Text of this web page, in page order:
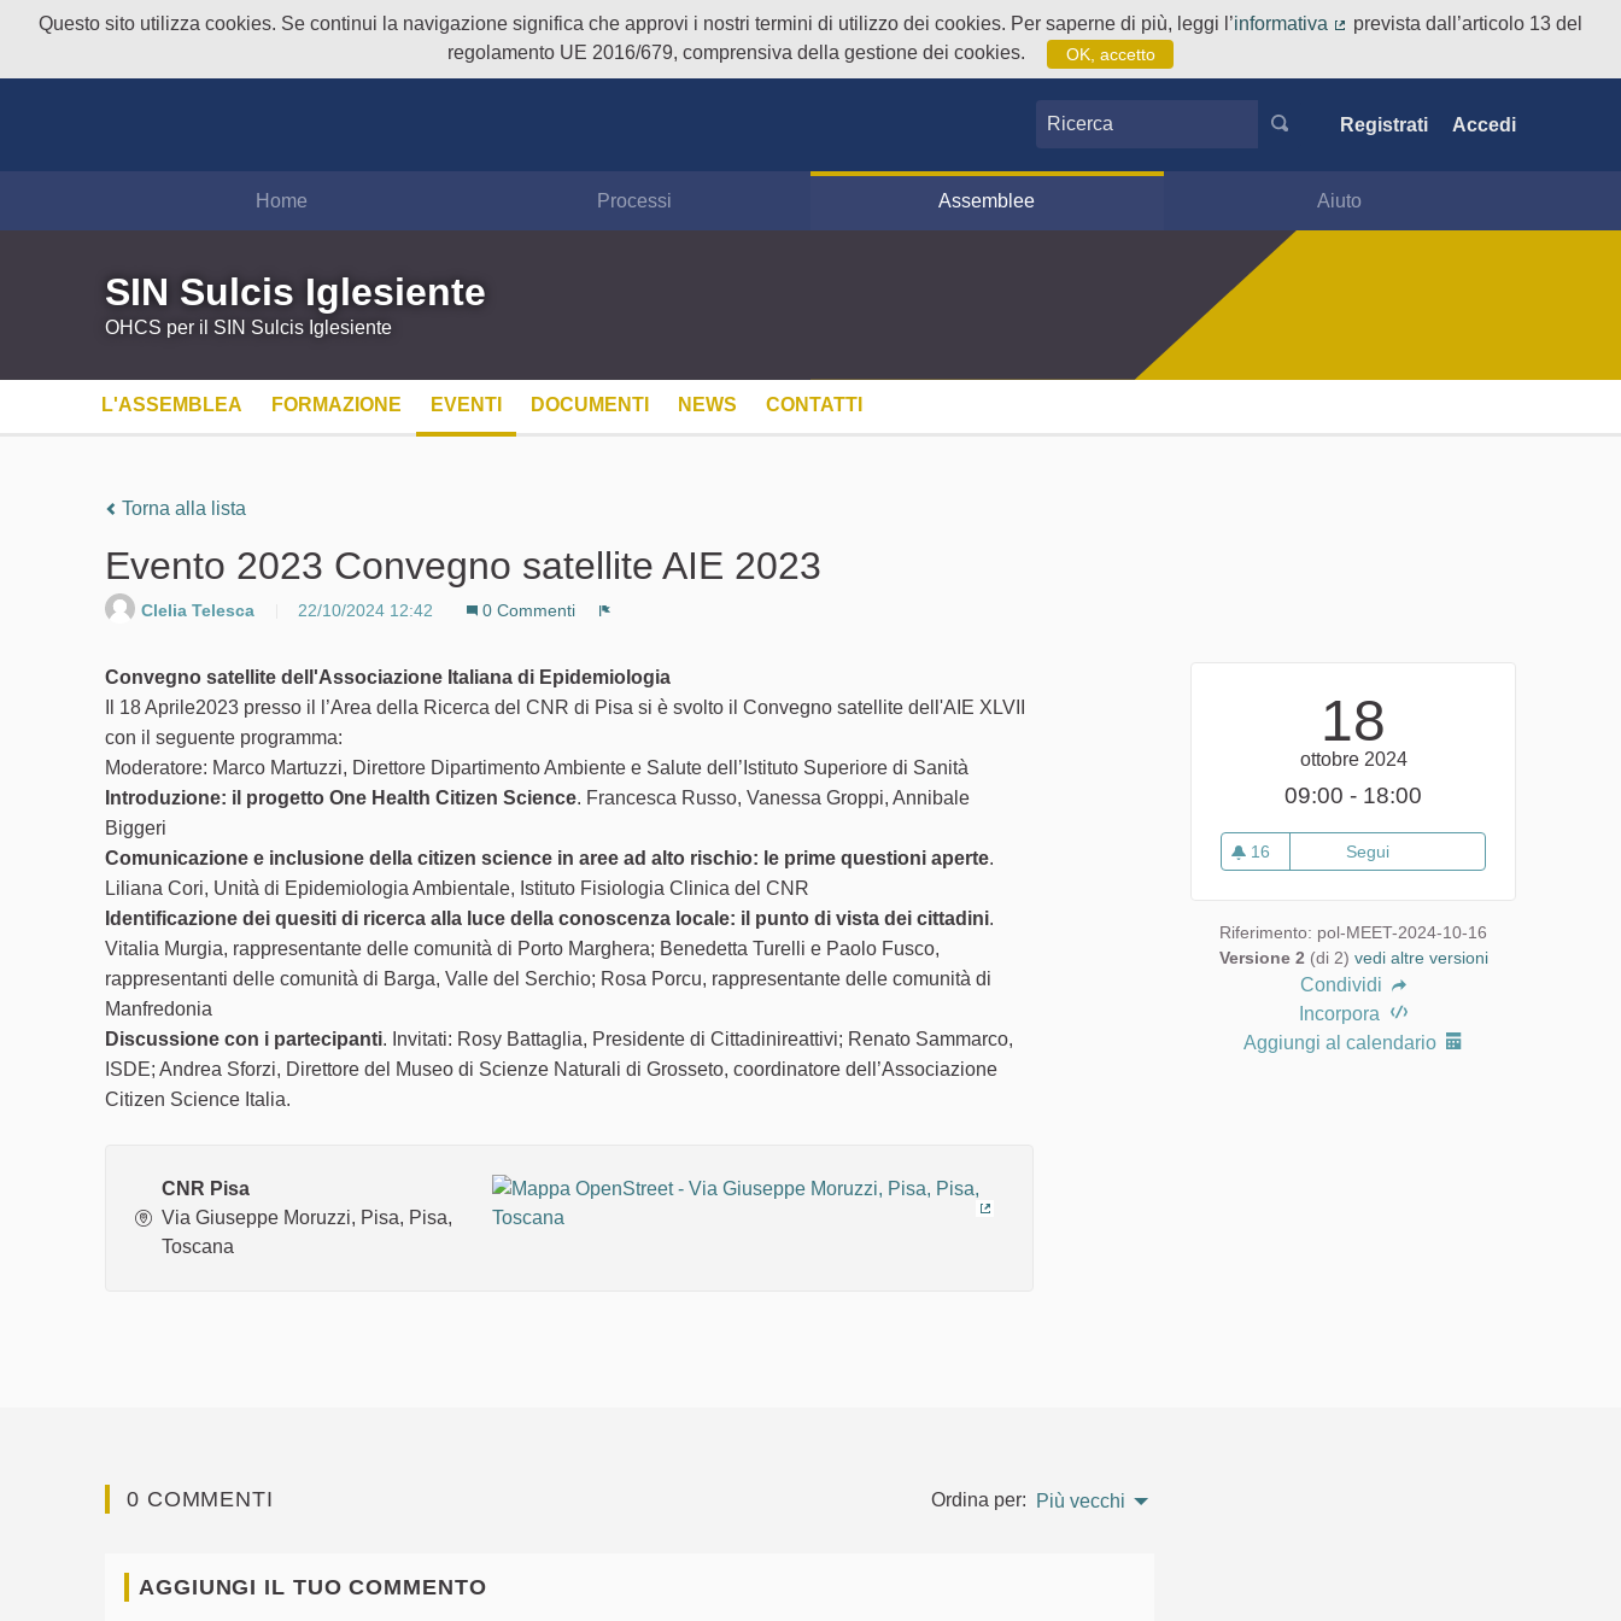
Questo sito utilizza cookies. Se continui la navigazione significa che approvi i nostri termini di utilizzo dei cookies. Per saperne di più, leggi l’informativa
prevista dall’articolo 13 del
regolamento UE 2016/679, comprensiva della gestione dei cookies.
OK, accetto
Ricerca Registrati Accedi
Home Processi Assemblee Aiuto
SIN Sulcis Iglesiente
OHCS per il SIN Sulcis Iglesiente
L'ASSEMBLEA FORMAZIONE EVENTI DOCUMENTI NEWS CONTATTI
Torna alla lista
Evento 2023 Convegno satellite AIE 2023
Clelia Telesca 22/10/2024 12:42
0 Commenti
18
ottobre 2024
09:00 - 18:00
16
16 sostenitori
Segui
Riferimento: pol-MEET-2024-10-16
Versione 2 (di 2) vedi altre versioni
Condividi
Incorpora
Aggiungi al calendario
Convegno satellite dell'Associazione Italiana di Epidemiologia
Il 18 Aprile2023 presso il l’Area della Ricerca del CNR di Pisa si è svolto il Convegno satellite dell'AIE XLVII
con il seguente programma:
Moderatore: Marco Martuzzi, Direttore Dipartimento Ambiente e Salute dell’Istituto Superiore di Sanità
Introduzione: il progetto One Health Citizen Science. Francesca Russo, Vanessa Groppi, Annibale
Biggeri
Comunicazione e inclusione della citizen science in aree ad alto rischio: le prime questioni aperte.
Liliana Cori, Unità di Epidemiologia Ambientale, Istituto Fisiologia Clinica del CNR
Identificazione dei quesiti di ricerca alla luce della conoscenza locale: il punto di vista dei cittadini.
Vitalia Murgia, rappresentante delle comunità di Porto Marghera; Benedetta Turelli e Paolo Fusco,
rappresentanti delle comunità di Barga, Valle del Serchio; Rosa Porcu, rappresentante delle comunità di
Manfredonia
Discussione con i partecipanti. Invitati: Rosy Battaglia, Presidente di Cittadinireattivi; Renato Sammarco,
ISDE; Andrea Sforzi, Direttore del Museo di Scienze Naturali di Grosseto, coordinatore dell’Associazione
Citizen Science Italia.
CNR Pisa
Via Giuseppe Moruzzi, Pisa, Pisa,
Toscana
0 COMMENTI Ordina per: Più vecchi
AGGIUNGI IL TUO COMMENTO